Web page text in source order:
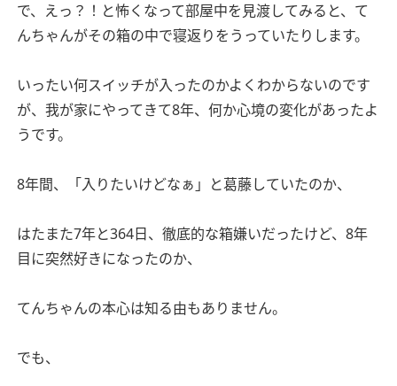
で、えっ？！と怖くなって部屋中を見渡してみると、て
んちゃんがその箱の中で寝返りをうっていたりします。
いったい何スイッチが入ったのかよくわからないのです
が、我が家にやってきて8年、何か心境の変化があったよ
うです。
8年間、「入りたいけどなぁ」と葛藤していたのか、
はたまた7年と364日、徹底的な箱嫌いだったけど、8年
目に突然好きになったのか、
てんちゃんの本心は知る由もありません。
でも、